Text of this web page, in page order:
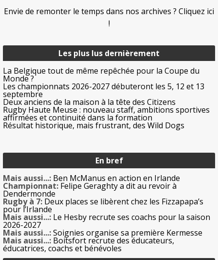
Les plus lus dernièrement
La Belgique tout de même repêchée pour la Coupe du
Monde ?
Les championnats 2026-2027 débuteront les 5, 12 et 13
septembre
Deux anciens de la maison à la tête des Citizens
Rugby Haute Meuse : nouveau staff, ambitions sportives
affirmées et continuité dans la formation
Résultat historique, mais frustrant, des Wild Dogs
Envie de remonter le temps dans nos archives ? Cliquez ici
!
En bref
Mais aussi...: Ben McManus en action en Irlande
Championnat: Felipe Geraghty a dit au revoir à
Dendermonde
Rugby à 7: Deux places se libèrent chez les Fizzapapa’s
pour l’Irlande
Mais aussi...: Le Hesby recrute ses coachs pour la saison
2026-2027
Mais aussi...:Soignies organise sa première Kermesse
Mais aussi...: Boitsfort recrute des éducateurs,
éducatrices, coachs et bénévoles